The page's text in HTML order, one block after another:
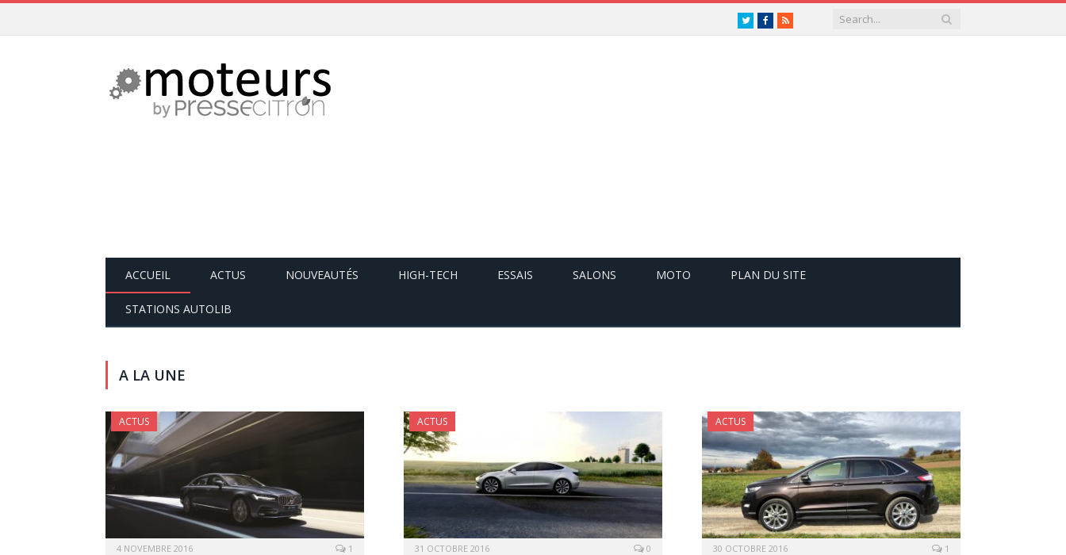
TwitterFacebook
RSS
ACCUEIL ACTUS NOUVEAUTÉS HIGH-TECH ESSAIS SALONS MOTO PLAN DU SITE
STATIONS AUTOLIB
A LA UNE
ACTUS
4 NOVEMBRE 2016 1
ACTUS
31 OCTOBRE 2016 0
ACTUS
30 OCTOBRE 2016 1